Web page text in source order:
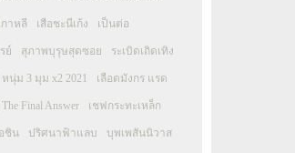
าหลี เสือชะนีเก้ง เป็นต่อ
ย์ สุภาพบุรุษสุดซอย ระเบิดเถิดเทิง
หนุ่ม 3 มุม x2 2021 เลือดมังกร แรด
Final Answer เชฟกระทะเหล็ก
ชิน ปริศนาฟ้าแลบ บุพเพสันนิวาส